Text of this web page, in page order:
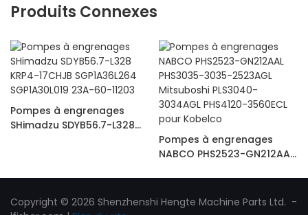
Produits Connexes
Pompes à engrenages
SHimadzu SDYB56.7-L328
Pompes à engrenages
NABCO PHS2523-GN212AAL
3034AGL PHS4120-3560ECL
pour Kobelco
Copyright © 2026 Shenzhenshi Hengte Machine Parts Ltd. -